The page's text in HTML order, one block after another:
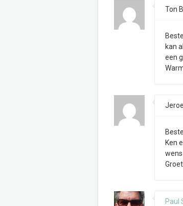
Ton
kan
een
Ken
Paul